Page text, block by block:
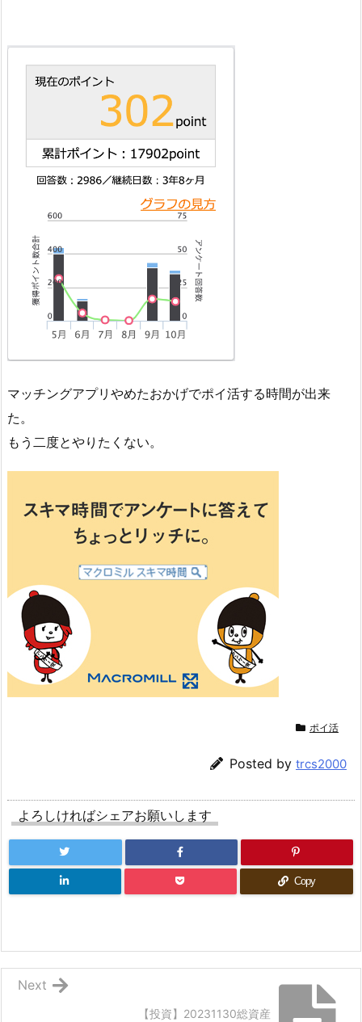
マッチングアプリやめたおかげでポイ活する時間が出来
た。
もう二度とやりたくない。
ポイ活
Posted by trcs2000
よろしければシェアお願いします
Copy
【投資】20231130総資産
Next